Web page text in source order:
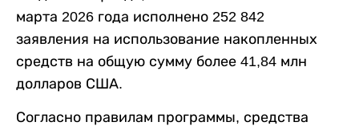
марта 2026 года исполнено 252 842
заявления на использование накопленных
средств на общую сумму более 41,84 млн
долларов США.
Согласно правилам программы, средства